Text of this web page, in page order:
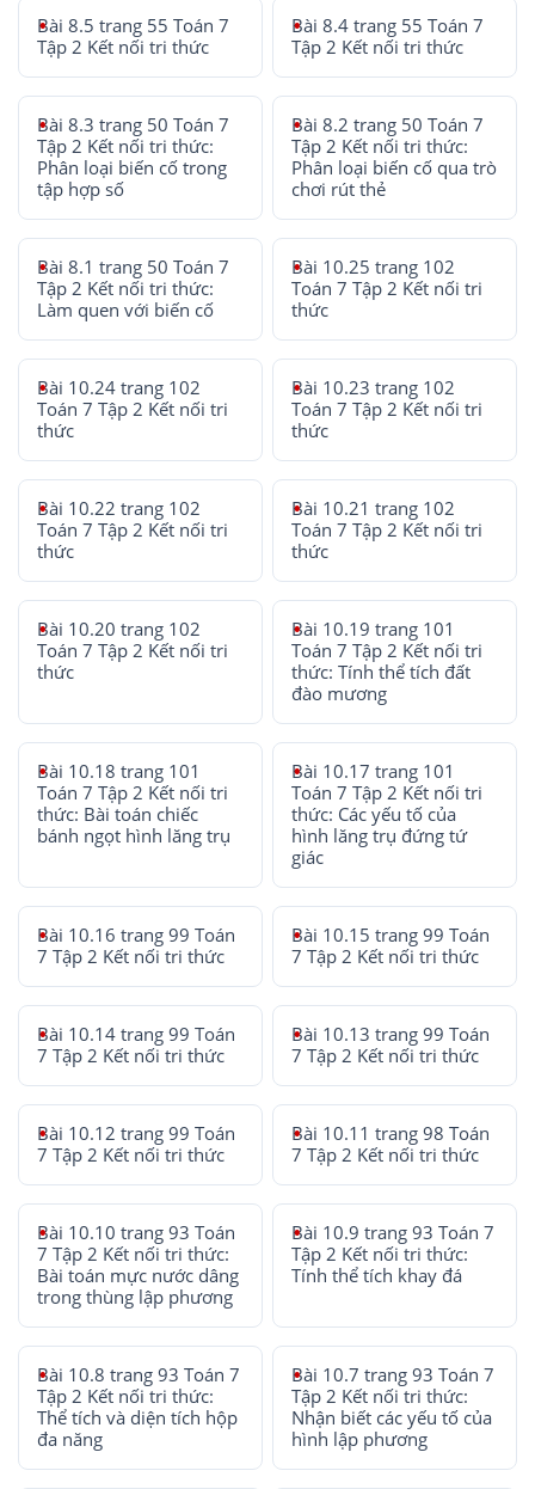
Bài 8.5 trang 55 Toán 7
Tập 2 Kết nối tri thức
Bài 8.4 trang 55 Toán 7
Tập 2 Kết nối tri thức
Bài 8.3 trang 50 Toán 7
Tập 2 Kết nối tri thức:
Phân loại biến cố trong
tập hợp số
Bài 8.2 trang 50 Toán 7
Tập 2 Kết nối tri thức:
Phân loại biến cố qua trò
chơi rút thẻ
Bài 8.1 trang 50 Toán 7
Tập 2 Kết nối tri thức:
Làm quen với biến cố
Bài 10.25 trang 102
Toán 7 Tập 2 Kết nối tri
thức
Bài 10.24 trang 102
Toán 7 Tập 2 Kết nối tri
thức
Bài 10.23 trang 102
Toán 7 Tập 2 Kết nối tri
thức
Bài 10.22 trang 102
Toán 7 Tập 2 Kết nối tri
thức
Bài 10.21 trang 102
Toán 7 Tập 2 Kết nối tri
thức
Bài 10.20 trang 102
Toán 7 Tập 2 Kết nối tri
thức
Bài 10.19 trang 101
Toán 7 Tập 2 Kết nối tri
thức: Tính thể tích đất
đào mương
Bài 10.18 trang 101
Toán 7 Tập 2 Kết nối tri
thức: Bài toán chiếc
bánh ngọt hình lăng trụ
Bài 10.17 trang 101
Toán 7 Tập 2 Kết nối tri
thức: Các yếu tố của
hình lăng trụ đứng tứ
giác
Bài 10.16 trang 99 Toán
7 Tập 2 Kết nối tri thức
Bài 10.15 trang 99 Toán
7 Tập 2 Kết nối tri thức
Bài 10.14 trang 99 Toán
7 Tập 2 Kết nối tri thức
Bài 10.13 trang 99 Toán
7 Tập 2 Kết nối tri thức
Bài 10.12 trang 99 Toán
7 Tập 2 Kết nối tri thức
Bài 10.11 trang 98 Toán
7 Tập 2 Kết nối tri thức
Bài 10.10 trang 93 Toán
7 Tập 2 Kết nối tri thức:
Bài toán mực nước dâng
trong thùng lập phương
Bài 10.9 trang 93 Toán 7
Tập 2 Kết nối tri thức:
Tính thể tích khay đá
Bài 10.8 trang 93 Toán 7
Tập 2 Kết nối tri thức:
Thể tích và diện tích hộp
đa năng
Bài 10.7 trang 93 Toán 7
Tập 2 Kết nối tri thức:
Nhận biết các yếu tố của
hình lập phương